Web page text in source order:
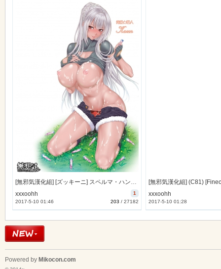
[無邪気漢化組] [ズッキーニ] スペルマ・ハンター (コミックアンリアル 2014年10月号) [MJK-14-Z028]
1
xxxoohh
203 / 27182
2017-5-10 01:46
xxxoohh
2017-5-10 01:28
Powered by Mikocon.com